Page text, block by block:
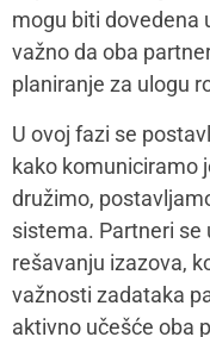
Mamacom&ja:
mogu (i da ne
osećaju nakon
strah od
Darija Petrović
sa postporođajnom
tuga, uznemirenost,
plačljivost normalni
promenama.